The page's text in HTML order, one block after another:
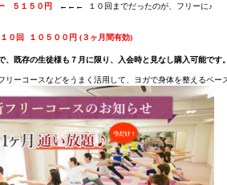
５１５０円
←←← １０回までだったのが、フリーに♪
０回 １０５００円 (３ヶ月間有効)
既存の生徒様も７月に限り、入会時と見なし購入可能です。
リーコースなどをうまく活用して、ヨガで身体を整えるペー